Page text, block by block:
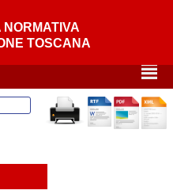
NORMATIVA
TOSCANA
²